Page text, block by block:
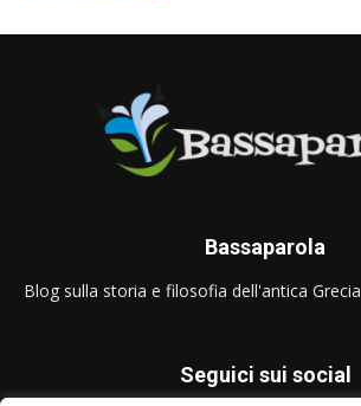
Bassaparola
Blog sulla storia e filosofia dell'antica Grecia
Seguici sui social